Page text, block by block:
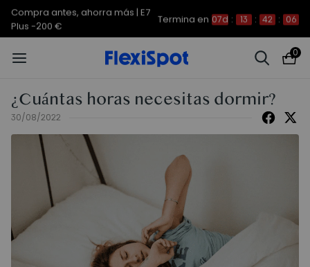
Compra antes, ahorra más | E7
Plus -200 €
Termina en 07d : 13 : 42 : 06
0
¿Cuántas horas necesitas dormir?
30/08/2022